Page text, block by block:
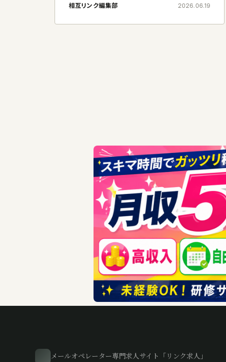
芹澤真央と申します。かつては美術館の学芸員
とし
相互リンク編集部 2026.06.19
メールオペレーター専門求人サイト「リンク求人」